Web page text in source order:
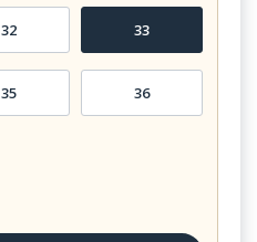
32 33
35 36